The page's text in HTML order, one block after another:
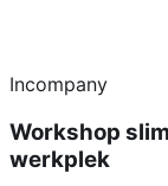
Incompany
Workshop
werkplek